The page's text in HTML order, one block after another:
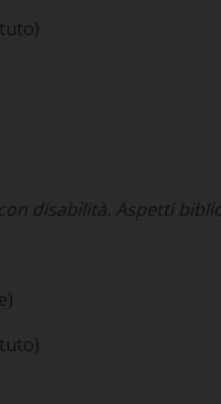
disabilità. Aspetti